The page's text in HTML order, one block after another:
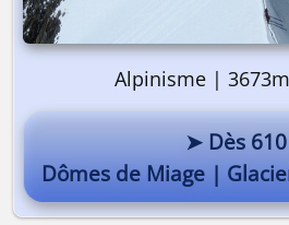
Alpinisme |
➤ Dès
Dômes de Miage |